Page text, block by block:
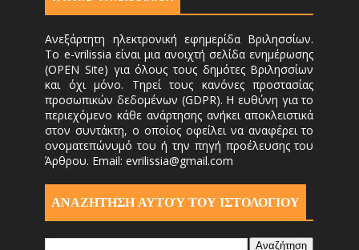
Ανεξάρτητη ηλεκτρονική εφημερίδα Βριλησσίων.
Το e-vrilissia είναι μια ανοιχτή σελίδα ενημέρωσης
(OPEN Site) για όλους τους δημότες Βριλησσίων
και όχι μόνο. Τηρεί τους κανόνες προστασίας
προσωπικών δεδομένων (GDPR). Η ευθύνη για το
περιεχόμενο κάθε ανάρτησης ανήκει αποκλειστικά
στον συντάκτη, ο οποίος οφείλει να αναφέρει το
ονοματεπώνυμό του ή την πηγή προέλευσης του
Άρθρου. Email: evrilissia@gmail.com
ΑΝΑΖΗΤΗΣΗ ΑΥΤΟΎ ΤΟΥ ΙΣΤΟΛΟΓΙΟΥ